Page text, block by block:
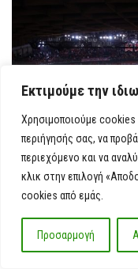
Εκτιμούμε την
Χρησιμοποιούμε cookies
περιήγησής σας, να
περιεχόμενο και να
κλικ στην επιλογή
cookies από εμάς.
Προσαρμογή
ΑΘΛΗΤΙΚΑ 28
Πλήμμυρισε